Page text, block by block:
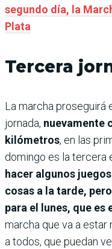
segundo día, la
Plata
Tercera
La marcha proseguirá
jornada, nuevamente
kilómetros, en las
domingo es la tercera
hacer algunos
cosas a la tarde,
para el lunes, que es
marcha que va a estar
a todos, que puedan